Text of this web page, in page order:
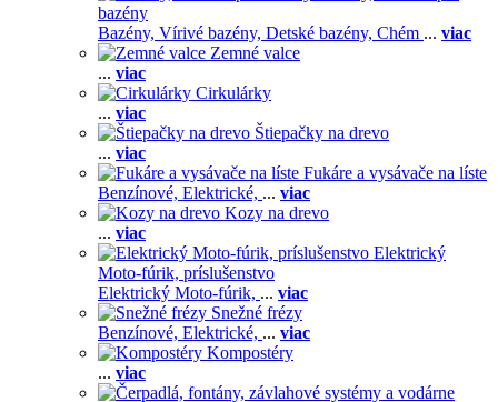
bazény
Bazény, Vírivé bazény, Detské bazény, Chém ... viac
Zemné valce
... viac
Cirkulárky
... viac
Štiepačky na drevo
... viac
Fukáre a vysávače na líste
Benzínové, Elektrické, ... viac
Kozy na drevo
... viac
Elektrický
Moto-fúrik, príslušenstvo
Elektrický Moto-fúrik, ... viac
Snežné frézy
Benzínové, Elektrické, ... viac
Kompostéry
... viac